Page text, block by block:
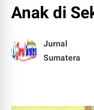
Anak di
Jurnal
Sumatera